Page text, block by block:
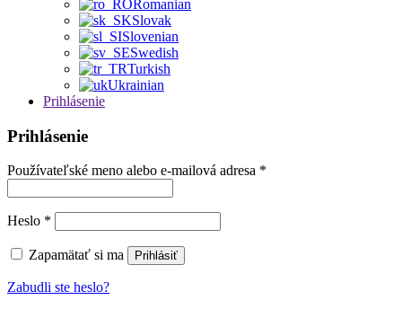
Romanian
Slovak
Slovenian
Swedish
Turkish
Ukrainian
Prihlásenie
Prihlásenie
Používateľské meno alebo e-mailová adresa *
Heslo *
Zapamätať si ma Prihlásiť
Zabudli ste heslo?